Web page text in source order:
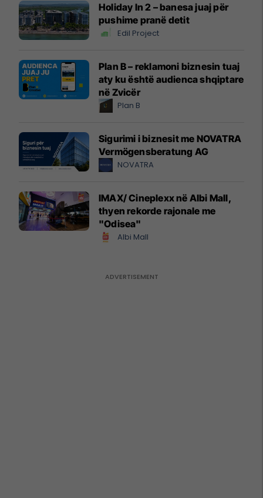
Holiday In 2 – banesa juaj për
pushime pranë detit
Edil Project
Plan B – reklamoni biznesin tuaj
aty ku është audienca shqiptare
në Zvicër
Plan B
Sigurimi i biznesit me NOVATRA
Vermögensberatung AG
NOVATRA
IMAX/ Cineplexx në Albi Mall,
thyen rekorde rajonale me
"Odisea"
Albi Mall